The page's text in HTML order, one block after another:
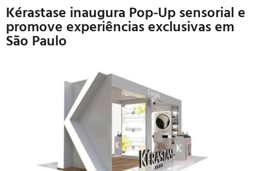
Kérastase inaugura Pop-Up sensorial e
promove experiências exclusivas em
São Paulo